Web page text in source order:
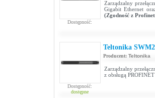
Dostępność:
Zarządzalny
Gigabit Ethernet
(Zgodność z
Dostępność:
dostępne
Teltonika
Producent: Teltonika
Zarządzalny
z obsługą